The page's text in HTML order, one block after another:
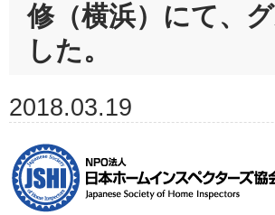
修（横浜）にて、
した。
2018.03.19